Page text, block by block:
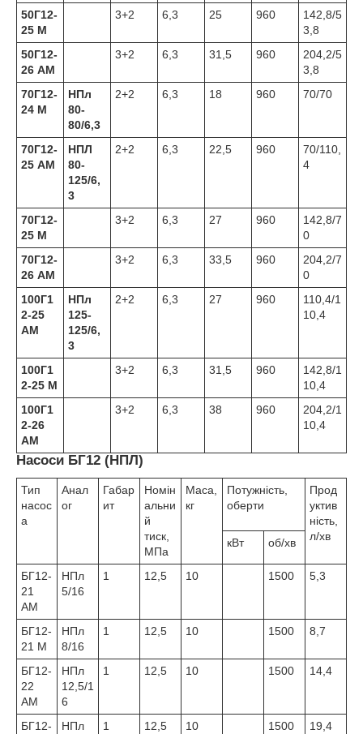
50Г12-
25 М
3+2 6,3 25 960
142,8/5
3,8
50Г12-
26 АМ
3+2 6,3 31,5 960
204,2/5
3,8
70Г12-
24 М
НПл
80-
80/6,3
2+2 6,3 18 960 70/70
70Г12-
25 АМ
НПЛ
80-
125/6,
3
2+2 6,3 22,5 960
70/110,
4
70Г12-
25 М
3+2 6,3 27 960
142,8/7
0
70Г12-
26 АМ
3+2 6,3 33,5 960
204,2/7
0
100Г1
2-25
АМ
НПл
125-
125/6,
3
2+2 6,3 27 960
110,4/1
10,4
100Г1
2-25 М
3+2 6,3 31,5 960
142,8/1
10,4
100Г1
2-26
АМ
3+2 6,3 38 960
204,2/1
10,4
Насоси БГ12 (НПЛ)
Тип
насос
а
Анал
ог
Габар
ит
Номін
альни
й
тиск,
МПа
Маса,
кг
Потужність,
оберти
Прод
уктив
ність,
л/хв
кВт об/хв
БГ12-
21
АМ
НПл
5/16
1 12,5 10 1500 5,3
БГ12-
21 М
НПл
8/16
1 12,5 10 1500 8,7
БГ12-
22
АМ
НПл
12,5/1
6
1 12,5 10 1500 14,4
БГ12-
НПл
1 12,5 10 1500 19,4